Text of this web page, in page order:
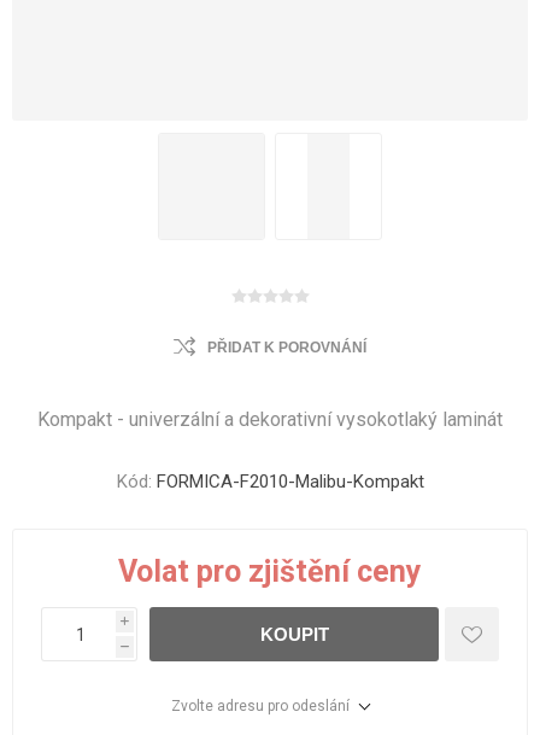
PŘIDAT K POROVNÁNÍ
Kompakt - univerzální a dekorativní vysokotlaký laminát
Kód: FORMICA-F2010-Malibu-Kompakt
Volat pro zjištění ceny
i
h
KOUPIT
Zvolte adresu pro odeslání